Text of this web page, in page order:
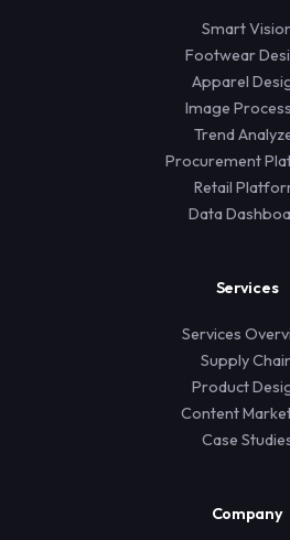
Smart
Footwear
Apparel
Image
Trend
Procurement
Retail
Data
Services
Services
Supply
Product
Content
Case
Company